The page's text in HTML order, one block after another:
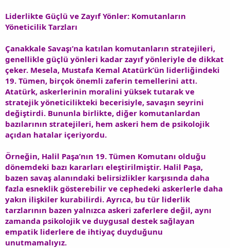
Liderlikte Güçlü ve Zayıf Yönler: Komutanların
Yöneticilik Tarzları
Çanakkale Savaşı’na katılan komutanların stratejileri,
genellikle güçlü yönleri kadar zayıf yönleriyle de dikkat
çeker. Mesela, Mustafa Kemal Atatürk’ün liderliğindeki
19. Tümen, birçok önemli zaferin temellerini attı.
Atatürk, askerlerinin moralini yüksek tutarak ve
stratejik yöneticilikteki becerisiyle, savaşın seyrini
değiştirdi. Bununla birlikte, diğer komutanlardan
bazılarının stratejileri, hem askeri hem de psikolojik
açıdan hatalar içeriyordu.
Örneğin, Halil Paşa’nın 19. Tümen Komutanı olduğu
dönemdeki bazı kararları eleştirilmiştir. Halil Paşa,
bazen savaş alanındaki belirsizlikler karşısında daha
fazla esneklik gösterebilir ve cephedeki askerlerle daha
yakın ilişkiler kurabilirdi. Ayrıca, bu tür liderlik
tarzlarının bazen yalnızca askeri zaferlere değil, aynı
zamanda psikolojik ve duygusal destek sağlayan
empatik liderlere de ihtiyaç duyduğunu
unutmamalıyız.